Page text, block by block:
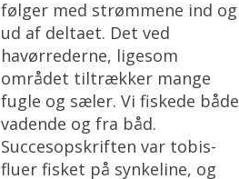
følger med strømmene ind og
ud af deltaet. Det ved
havørrederne, ligesom
området tiltrækker mange
fugle og sæler. Vi fiskede både
vadende og fra båd.
Succesopskriften var tobis-
fluer fisket på synkeline, og